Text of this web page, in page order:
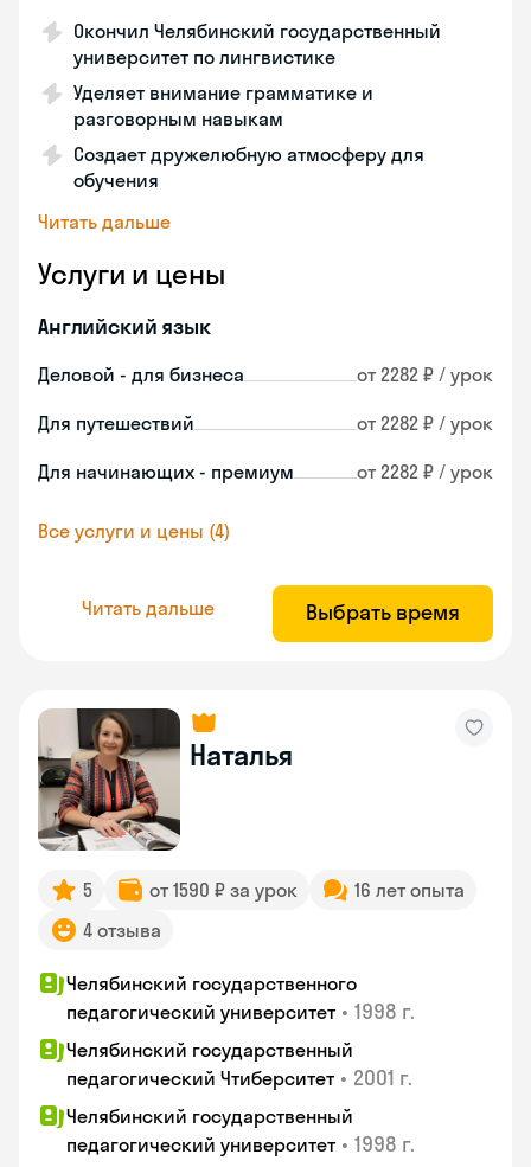
Окончил Челябинский государственный
университет по лингвистике
Уделяет внимание грамматике и
разговорным навыкам
Создает дружелюбную атмосферу для
обучения
Читать дальше
Услуги и цены
Английский язык
Деловой - для бизнеса от 2282 ₽ / урок
Для путешествий от 2282 ₽ / урок
Для начинающих - премиум от 2282 ₽ / урок
Все услуги и цены (4)
Читать дальше Выбрать время
Наталья
5 от 1590 ₽ за урок
16 лет опыта
4 отзыва
Челябинский государственного
педагогический университет • 1998 г.
Челябинский государственный
педагогический Чтиберситет • 2001 г.
Челябинский государственный
педагогический университет • 1998 г.